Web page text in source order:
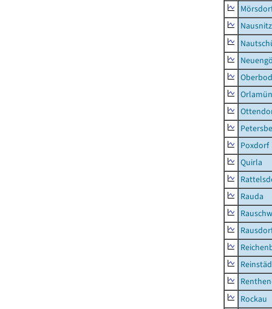
Nausnitz
Poxdorf
Quirla
Rauda
Rockau